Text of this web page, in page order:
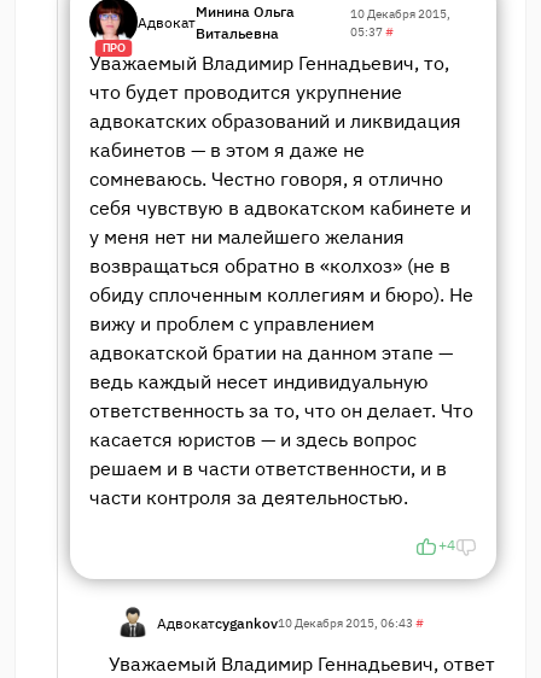
ПРО
Адвокат
Минина Ольга
Витальевна
10 Декабря 2015,
05:37#
Уважаемый Владимир Геннадьевич, то,
что будет проводится укрупнение
адвокатских образований и ликвидация
кабинетов — в этом я даже не
сомневаюсь. Честно говоря, я отлично
себя чувствую в адвокатском кабинете и
у меня нет ни малейшего желания
возвращаться обратно в «колхоз» (не в
обиду сплоченным коллегиям и бюро). Не
вижу и проблем с управлением
адвокатской братии на данном этапе —
ведь каждый несет индивидуальную
ответственность за то, что он делает. Что
касается юристов — и здесь вопрос
решаем и в части ответственности, и в
части контроля за деятельностью.
+4
Адвокатcygankov10 Декабря 2015, 06:43 #
Уважаемый Владимир Геннадьевич, ответ